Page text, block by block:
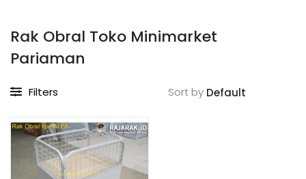
Rak Obral Toko Minimarket
Pariaman
Filters Sort by